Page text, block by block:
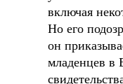
включая
Но его
он
младенцев в